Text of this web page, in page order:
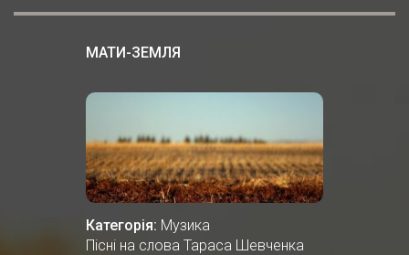
МАТИ-ЗЕМЛЯ
Категорія: Музика
Пісні на слова Тараса Шевченка